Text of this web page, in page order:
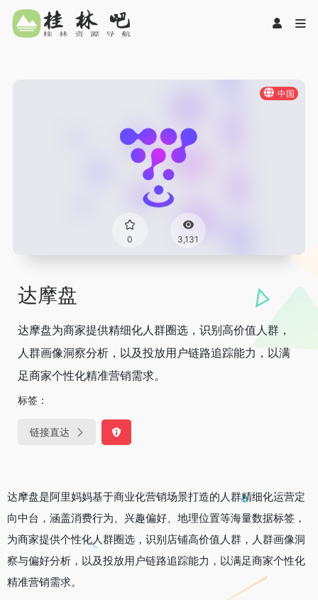
中国
0 3,131
达摩盘
达摩盘为商家提供精细化人群圈选，识别高价值人群，
人群画像洞察分析，以及投放用户链路追踪能力，以满
足商家个性化精准营销需求。
标签：
链接直达
达摩盘是阿里妈妈基于商业化营销场景打造的人群精细化运营定
向中台，涵盖消费行为、兴趣偏好、地理位置等海量数据标签，
为商家提供个性化人群圈选，识别店铺高价值人群，人群画像洞
察与偏好分析，以及投放用户链路追踪能力，以满足商家个性化
精准营销需求。